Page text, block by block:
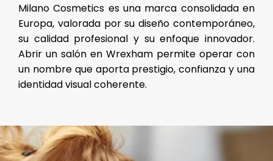
Milano Cosmetics es una marca consolidada en
Europa, valorada por su diseño contemporáneo,
su calidad profesional y su enfoque innovador.
Abrir un salón en Wrexham permite operar con
un nombre que aporta prestigio, confianza y una
identidad visual coherente.